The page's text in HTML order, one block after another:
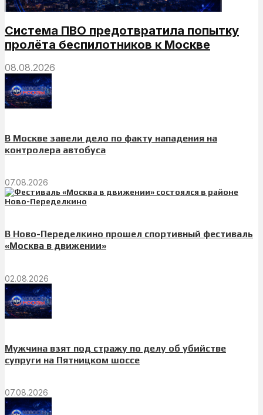
Система ПВО предотвратила попытку
пролёта беспилотников к Москве
08.08.2026
В Москве завели дело по факту нападения на
контролера автобуса
07.08.2026
В Ново-Переделкино прошел спортивный фестиваль
«Москва в движении»
02.08.2026
Мужчина взят под стражу по делу об убийстве
супруги на Пятницком шоссе
07.08.2026